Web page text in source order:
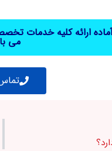
ارائه کلیه خدمات
می